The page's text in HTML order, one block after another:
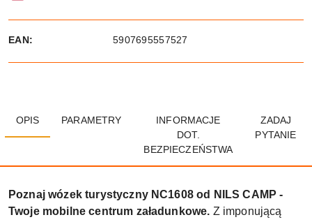
EAN: 5907695557527
OPIS PARAMETRY
INFORMACJE
DOT.
BEZPIECZEŃSTWA
ZADAJ
PYTANIE
Poznaj wózek turystyczny NC1608 od NILS CAMP -
Twoje mobilne centrum załadunkowe. Z imponującą